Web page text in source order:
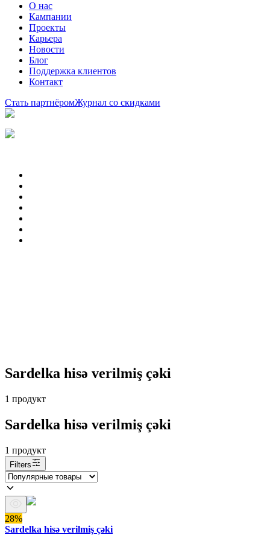
О нас
Кампании
Проекты
Карьера
Новости
Блог
Поддержка клиентов
Контакт
Стать партнёромЖурнал со скидками
Sardelka hisə verilmiş çəki
1 продукт
Sardelka hisə verilmiş çəki
1 продукт
Filters
28%
Sardelka hisə verilmiş çəki